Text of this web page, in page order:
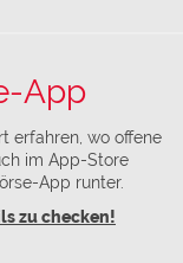
App
erfahren, wo offene
im App-Store
App runter.
zu checken!